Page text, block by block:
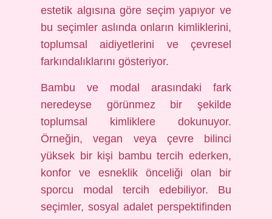
estetik algısına göre seçim yapıyor ve
bu seçimler aslında onların kimliklerini,
toplumsal aidiyetlerini ve çevresel
farkındalıklarını gösteriyor.
Bambu ve modal arasındaki fark
neredeyse görünmez bir şekilde
toplumsal kimliklere dokunuyor.
Örneğin, vegan veya çevre bilinci
yüksek bir kişi bambu tercih ederken,
konfor ve esneklik önceliği olan bir
sporcu modal tercih edebiliyor. Bu
seçimler, sosyal adalet perspektifinden